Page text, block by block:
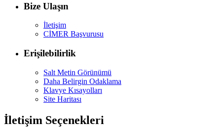
Bize Ulaşın
İletişim
CİMER Başvurusu
Erişilebilirlik
Salt Metin Görünümü
Daha Belirgin Odaklama
Klavye Kısayolları
Site Haritası
İletişim Seçenekleri